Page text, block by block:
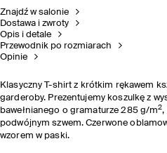
Znajdź w salonie
Dostawa i zwroty
Opis i detale
Przewodnik po rozmiarach
Opinie
Klasyczny T-shirt z krótkim rękawem
garderoby. Prezentujemy koszulkę z
bawełnianego o gramaturze 285 g/m2,
podwójnym szwem. Czerwone
wzorem w paski.